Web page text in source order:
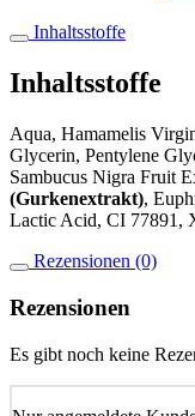
Inhaltsstoffe
Inhaltsstoffe
Aqua, Hamamelis
Glycerin, Pentylene
Sambucus Nigra Fruit
(Gurkenextrakt),
Lactic Acid, CI 77891,
Rezensionen (0)
Rezensionen
Es gibt noch keine